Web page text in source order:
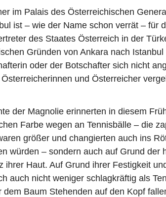
im Palais des Österreichischen
ist – wie der Name schon verrät – für
des Staates Österreich in der
Gründen von Ankara nach
oder der Botschafter sich nicht
und Österreicher
der Magnolie erinnerten in diesem
Farbe wegen an Tennisbälle – die
größer und changierten auch ins
würden – sondern auch auf Grund der
ihrer Haut. Auf Grund ihrer Festigkeit
auch nicht weniger schlagkräftig als
Baum Stehenden auf den Kopf